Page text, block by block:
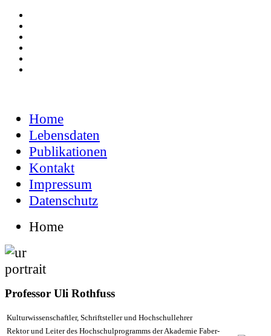
Home
Lebensdaten
Publikationen
Kontakt
Impressum
Datenschutz
Home
Professor Uli Rothfuss
Kulturwissenschaftler, Schriftsteller und Hochschullehrer
Rektor und Leiter des Hochschulprogramms der Akademie Faber-